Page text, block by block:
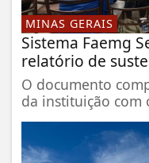
MINAS GERAIS
Sistema Faemg
relatório de
O documento
da instituição com